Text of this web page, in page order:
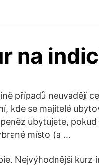
na
případů neuvádějí
kde se majitelé
ubytujete,
místo (a …
Nejvýhodnější kurz